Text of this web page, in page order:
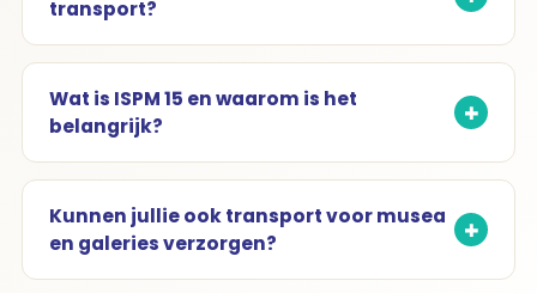
transport?
Wat is ISPM 15 en waarom is het
belangrijk?
Kunnen jullie ook transport voor musea
en galeries verzorgen?